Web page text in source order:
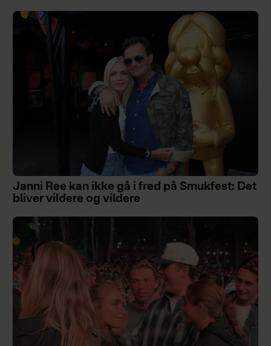
Janni Ree kan ikke gå i fred på Smukfest: Det
bliver vildere og vildere